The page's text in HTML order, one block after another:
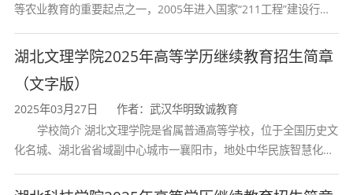
民可持所在地区公安机关核发的 《外国人永
久居留证》或《外侨居留证》报考。该两类
考生的 报名办法同其他考生，网上报名时证
件类型选择“港澳台等”。
其次是2021年湖北成考专升本是需要考试
吗？
等农业教育的重要起点之一，2005年进入国家“211工程”建设行
首轮“双一流”成效
湖北文理学院2025年高等学历继续教育招生简章
（文字版）
2025年03月27日
作者：武汉华明致诚教育
学校简介 湖北文理学院是省属普通高等学校，位于全国历史文
化名城、湖北省省域副中心城市一襄阳市，地处中华民族智慧化身
学校、全国普通